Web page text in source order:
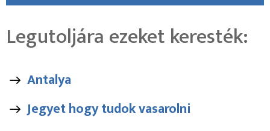
Legutoljára ezeket keresték:
Antalya
Jegyet hogy tudok vasarolni